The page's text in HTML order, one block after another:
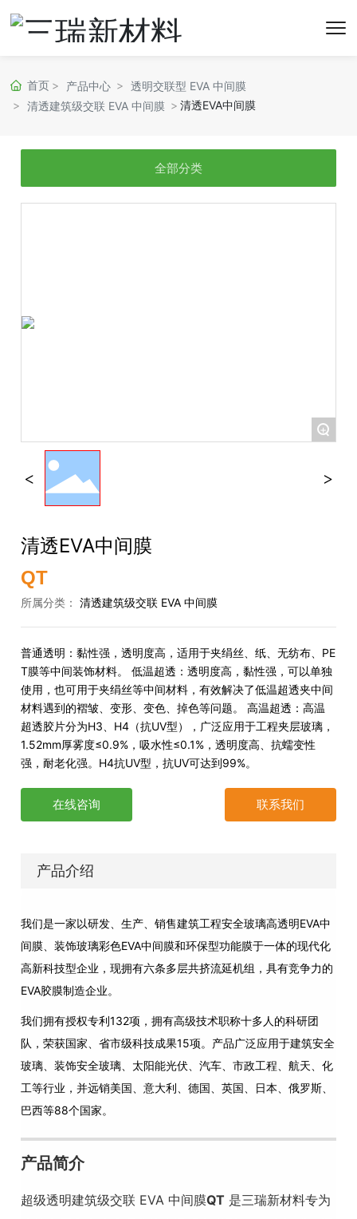
首页 产品中心
透明交联型 EVA 中间膜
清透建筑级交联 EVA 中间膜
清透EVA中间膜
全部分类
+
清透EVA中间膜
QT
所属分类： 清透建筑级交联 EVA 中间膜
普通透明：黏性强，透明度高，适用于夹绢丝、纸、无纺布、PE
T膜等中间装饰材料。 低温超透：透明度高，黏性强，可以单独
使用，也可用于夹绢丝等中间材料，有效解决了低温超透夹中间
材料遇到的褶皱、变形、变色、掉色等问题。 高温超透：高温
超透胶片分为H3、H4（抗UV型），广泛应用于工程夹层玻璃，
1.52mm厚雾度≤0.9%，吸水性≤0.1%，透明度高、抗蠕变性
强，耐老化强。H4抗UV型，抗UV可达到99%。
在线咨询 联系我们
产品介绍
我们是一家以研发、生产、销售建筑工程安全玻璃高透明EVA中
间膜、装饰玻璃彩色EVA中间膜和环保型功能膜于一体的现代化
高新科技型企业，现拥有六条多层共挤流延机组，具有竞争力的
EVA胶膜制造企业。
我们拥有授权专利132项，拥有高级技术职称十多人的科研团
队，荣获国家、省市级科技成果15项。产品广泛应用于建筑安全
玻璃、装饰安全玻璃、太阳能光伏、汽车、市政工程、航天、化
工等行业，并远销美国、意大利、德国、英国、日本、俄罗斯、
巴西等88个国家。
产品简介
超级透明建筑级交联 EVA 中间膜QT 是三瑞新材料专为